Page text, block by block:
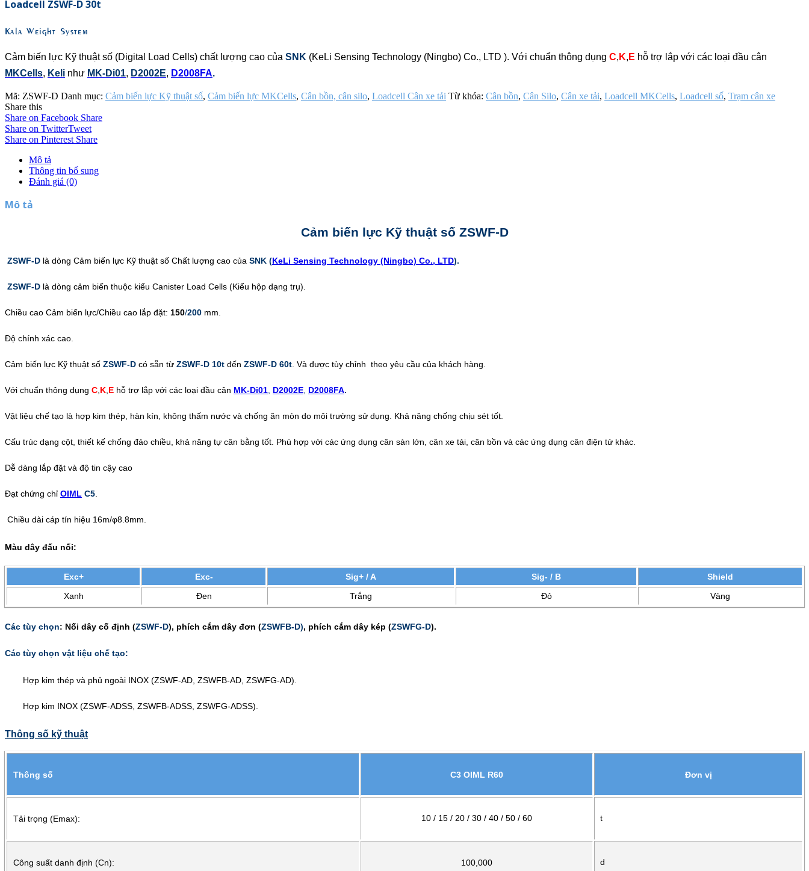
Loadcell ZSWF-D 30t
Kala Weight System
Cảm biến lực Kỹ thuật số (Digital Load Cells) chất lượng cao của SNK (KeLi Sensing Technology (Ningbo) Co., LTD ). Với chuẩn thông dụng C, K, E hỗ trợ lắp với các loại đầu cân
MKCells, Keli như MK-Di01, D2002E, D2008FA.
Mã: ZSWF-D Danh mục: Cảm biến lực Kỹ thuật số, Cảm biến lực MKCells, Cân bồn, cân silo, Loadcell Cân xe tải Từ khóa: Cân bồn, Cân Silo, Cân xe tải, Loadcell MKCells, Loadcell số, Trạm cân xe
Share this
Share on Facebook Share
Share on TwitterTweet
Share on Pinterest Share
Mô tả
Thông tin bổ sung
Đánh giá (0)
Mô tả
Cảm biến lực Kỹ thuật số ZSWF-D
ZSWF-D là dòng Cảm biến lực Kỹ thuật số Chất lượng cao của SNK (KeLi Sensing Technology (Ningbo) Co., LTD).
ZSWF-D là dòng cảm biến thuộc kiểu Canister Load Cells (Kiểu hộp dạng trụ).
Chiều cao Cảm biến lực/Chiều cao lắp đặt: 150/200 mm.
Độ chính xác cao.
Cảm biến lực Kỹ thuật số ZSWF-D có sẵn từ ZSWF-D 10t đến ZSWF-D 60t . Và được tùy chỉnh theo yêu cầu của khách hàng.
Với chuẩn thông dụng C K E hỗ trợ lắp với các loại đầu cân MK-Di01 D2002E D2008FA.
Vật liệu chế tạo là hợp kim thép, hàn kín, không thấm nước và chống ăn mòn do môi trường sử dụng. Khả năng chống chịu sét tốt.
Cấu trúc dạng cột, thiết kế chống đảo chiều, khả năng tự cân bằng tốt. Phù hợp với các ứng dụng cân sàn lớn, cân xe tải, cân bồn và các ứng dụng cân điện tử khác.
Dễ dàng lắp đặt và độ tin cậy cao
Đạt chứng chỉ OIML C5
Chiều dài cáp tín hiệu 16m/φ8.8mm
Màu dây đấu nối:
Exc+ Exc- Sig+ / A Sig- / B
Shield
Xanh
Đen Trắng Đỏ Vàng
Các tùy chọn: Nối dây cố định (ZSWF-D), phích cắm dây đơn (ZSWFB-D), phích cắm dây kép (ZSWFG-D).
Các tùy chọn vật liệu chế tạo:
Hợp kim thép và phủ ngoài INOX (ZSWF-AD, ZSWFB-AD, ZSWFG-AD).
Hợp kim INOX (ZSWF-ADSS, ZSWFB-ADSS, ZSWFG-ADSS).
Thông số kỹ thuật
Thông số C3 OIML R60 Đơn vị
Tải trọng (Emax): 10 / 15 / 20 / 30 / 40 / 50 / 60 t
Công suất danh định (Cn): 100,000 d